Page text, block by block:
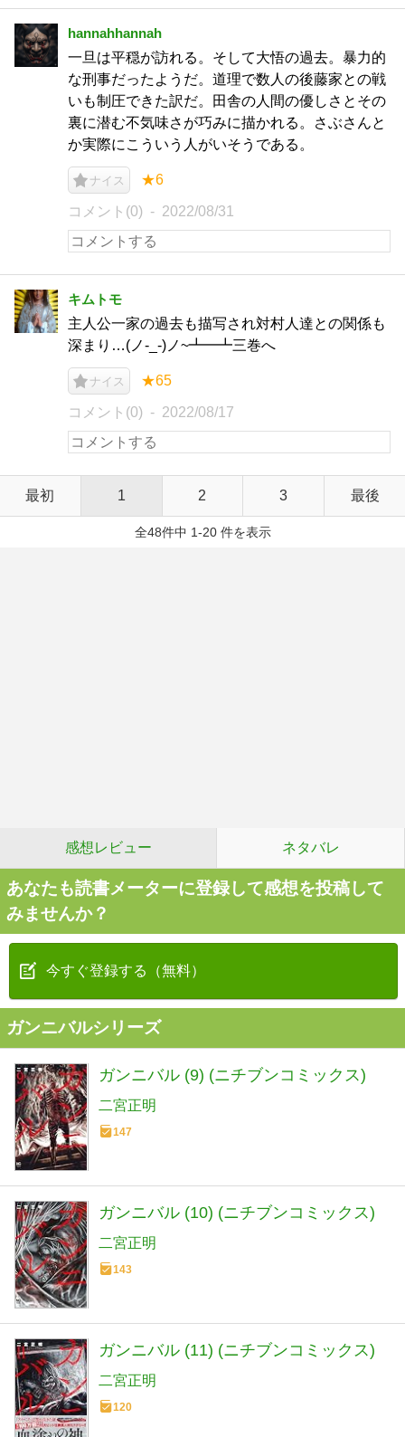
hannahhannah
一旦は平穏が訪れる。そして大悟の過去。暴力的
な刑事だったようだ。道理で数人の後藤家との戦
いも制圧できた訳だ。田舎の人間の優しさとその
裏に潜む不気味さが巧みに描かれる。さぶさんと
か実際にこういう人がいそうである。
ナイス ★6
コメント(0) 2022/08/31
キムトモ
主人公一家の過去も描写され対村人達との関係も
深まり…(ノ-_-)ノ~┻━┻三巻へ
ナイス ★65
コメント(0) 2022/08/17
最初 1 2 3 最後
全48件中 1-20 件を表示
感想レビュー ネタバレ
あなたも読書メーターに登録して感想を投稿して
みませんか？
今すぐ登録する（無料）
ガンニバルシリーズ
ガンニバル (9) (ニチブンコミックス)
二宮正明
147
ガンニバル (10) (ニチブンコミックス)
二宮正明
143
ガンニバル (11) (ニチブンコミックス)
二宮正明
120